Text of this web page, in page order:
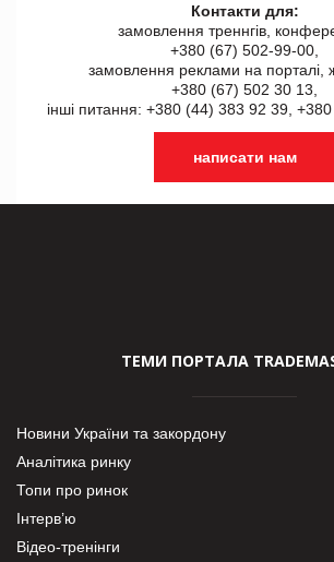
Контакти для:
замовлення треннгів,
+380 (67) 502-99-00,
замовлення реклами на порталі,
+380 (67) 502 30 13,
інші питання: +380 (44) 383 92 39,
написати нам
ТЕМИ ПОРТАЛА
Новини України та закордону
Аналітика ринку
Топи про ринок
Інтерв’ю
Відео-тренінги